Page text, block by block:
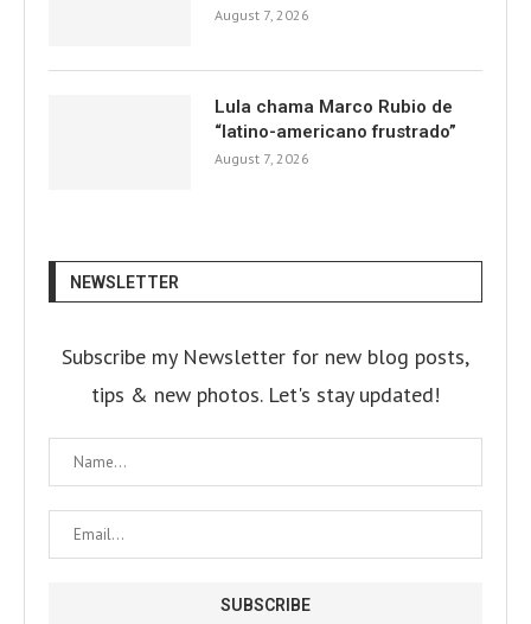
August 7, 2026
Lula chama Marco Rubio de
“latino-americano frustrado”
August 7, 2026
NEWSLETTER
Subscribe my Newsletter for new blog posts,
tips & new photos. Let's stay updated!